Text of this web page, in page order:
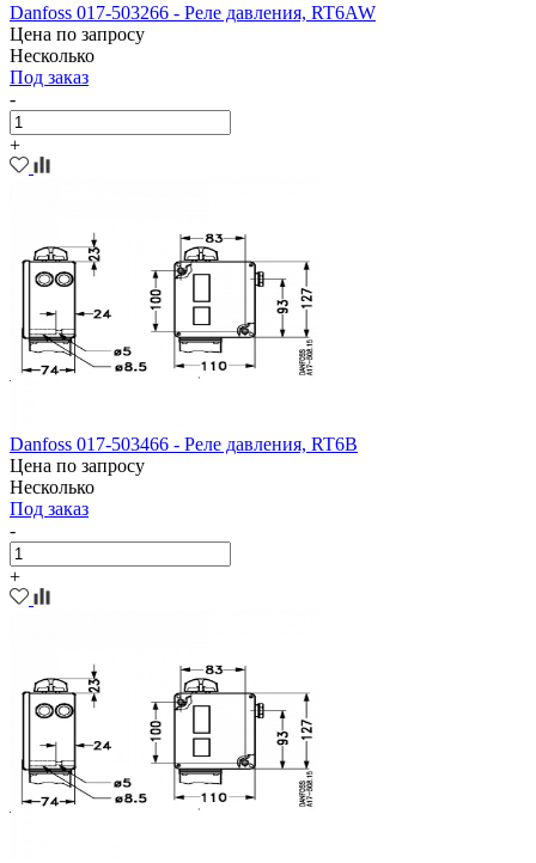
Danfoss 017-503266 - Реле давления, RT6AW
Цена по запросу
Несколько
Под заказ
-
+
Danfoss 017-503466 - Реле давления, RT6B
Цена по запросу
Несколько
Под заказ
-
+